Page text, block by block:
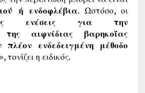
ή ενδοφλέβια. Ωστόσο, οι
ενέσεις για την
της αιφνίδιας βαρηκοΐας
πλέον ενδεδειγμένη μέθοδο
», τονίζει η ειδικός.